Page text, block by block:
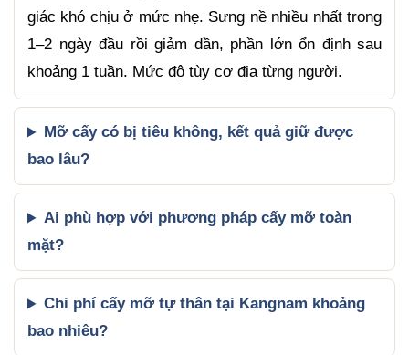
giác khó chịu ở mức nhẹ. Sưng nề nhiều nhất trong
1–2 ngày đầu rồi giảm dần, phần lớn ổn định sau
khoảng 1 tuần. Mức độ tùy cơ địa từng người.
Mỡ cấy có bị tiêu không, kết quả giữ được
bao lâu?
Ai phù hợp với phương pháp cấy mỡ toàn
mặt?
Chi phí cấy mỡ tự thân tại Kangnam khoảng
bao nhiêu?